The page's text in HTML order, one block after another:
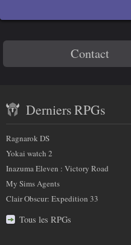
Titre 4
Code
plus
sur
nous
Contact
récent
et
partenaires
Derniers RPGs
Ragnarok DS
Yokai watch 2
Inazuma Eleven : Victory Road
My Sims Agents
Clair Obscur: Expedition 33
Tous les RPGs